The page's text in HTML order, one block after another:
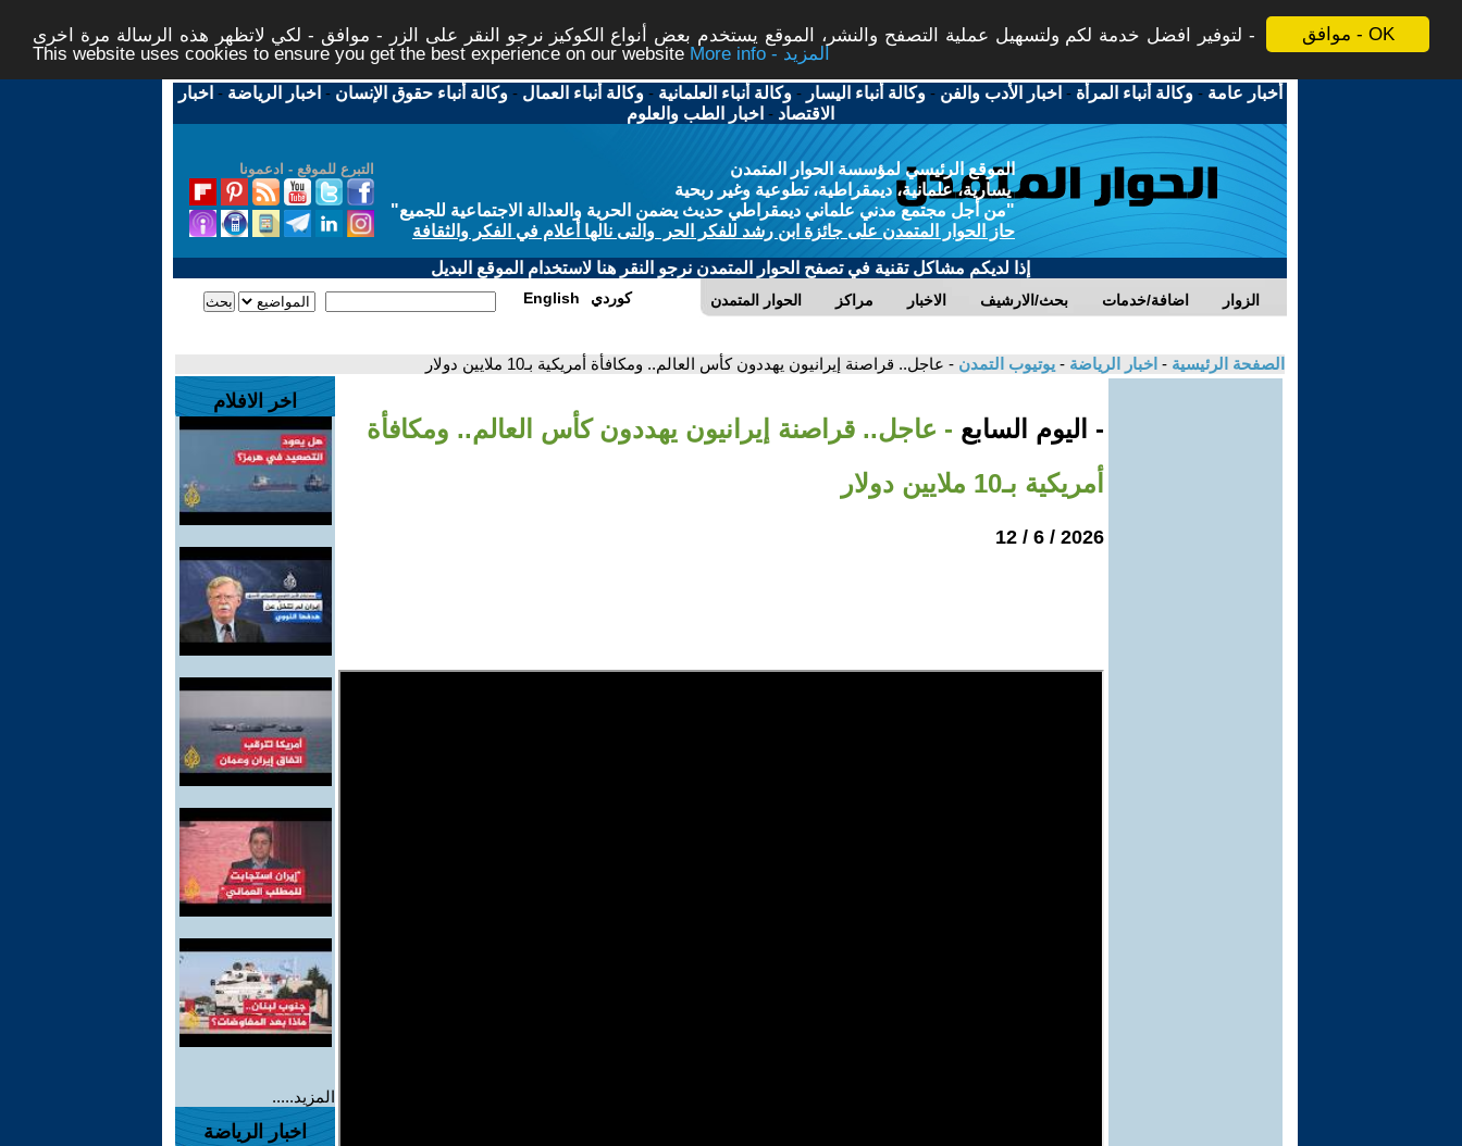
موافق - OK
لتوفير افضل خدمة لكم ولتسهيل عملية التصفح والنشر، الموقع يستخدم بعض أنواع الكوكيز نرجو النقر على الزر - موافق - لكي لاتظهر هذه الرسالة مرة اخرى -
This website uses cookies to ensure you get the best experience on our website
More info - المزيد
أخبار عامة -وكالة أنباء المرأة - اخبار الأدب والفن -وكالة أنباء اليسار -وكالة أنباء العلمانية -وكالة أنباء العمال -وكالة أنباء حقوق الإنسان - اخبار الرياضة - اخبار
الاقتصاد - اخبار الطب والعلوم
التبرع للموقع - ادعمونا
الموقع الرئيسي لمؤسسة الحوار المتمدن
يسارية، علمانية، ديمقراطية، تطوعية وغير ربحية
"من أجل مجتمع مدني علماني ديمقراطي حديث يضمن الحرية والعدالة الاجتماعية للجميع"
حاز الحوار المتمدن على جائزة ابن رشد للفكر الحر والتى نالها أعلام في الفكر والثقافة
إذا لديكم مشاكل تقنية في تصفح الحوار المتمدن نرجو النقر هنا لاستخدام الموقع البديل
الحوار المتمدن مراكز الاخبار بحث/الارشيف اضافة/خدمات الزوار English كوردي
الصفحة الرئيسية - اخبار الرياضة - يوتيوب التمدن - عاجل.. قراصنة إيرانيون يهددون كأس العالم.. ومكافأة أمريكية بـ10 ملايين دولار
- اليوم السابع - عاجل.. قراصنة إيرانيون يهددون كأس العالم.. ومكافأة
أمريكية بـ10 ملايين دولار
2026 / 6 / 12
اخر الافلام
المزيد.....
اخبار الرياضة